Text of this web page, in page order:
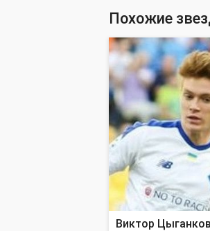
Похожие
Виктор Цыганков